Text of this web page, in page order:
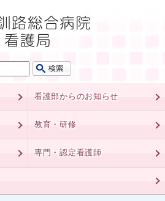
看護部からのお知らせ
教育・研修
専門・認定看護師